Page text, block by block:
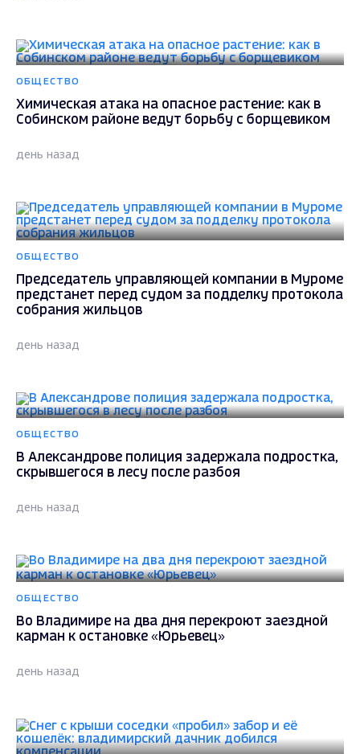
ОБЩЕСТВО
Химическая атака на опасное растение: как в
Собинском районе ведут борьбу с борщевиком
день назад
ОБЩЕСТВО
Председатель управляющей компании в Муроме
предстанет перед судом за подделку протокола
собрания жильцов
день назад
ОБЩЕСТВО
В Александрове полиция задержала подростка,
скрывшегося в лесу после разбоя
день назад
ОБЩЕСТВО
Во Владимире на два дня перекроют заездной
карман к остановке «Юрьевец»
день назад